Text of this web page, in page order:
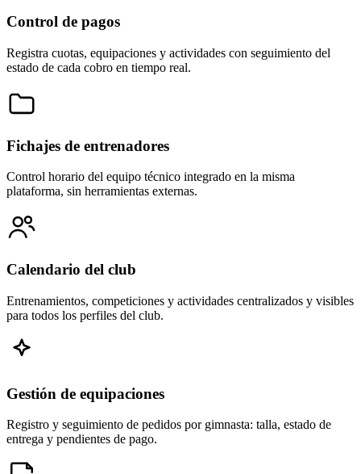
Control de pagos
Registra cuotas, equipaciones y actividades con seguimiento del
estado de cada cobro en tiempo real.
Fichajes de entrenadores
Control horario del equipo técnico integrado en la misma
plataforma, sin herramientas externas.
Calendario del club
Entrenamientos, competiciones y actividades centralizados y visibles
para todos los perfiles del club.
Gestión de equipaciones
Registro y seguimiento de pedidos por gimnasta: talla, estado de
entrega y pendientes de pago.